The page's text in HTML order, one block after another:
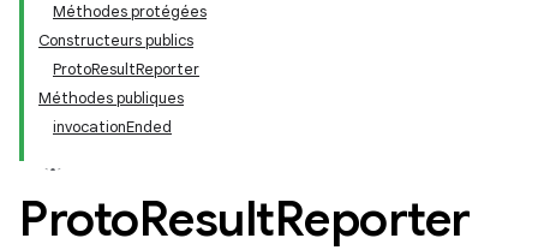
Méthodes protégées
Constructeurs publics
ProtoResultReporter
Méthodes publiques
invocationEnded
ProtoResultReporter